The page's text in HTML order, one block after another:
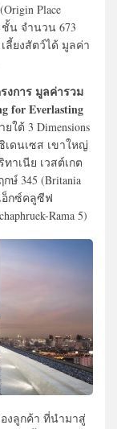
Place
ชั้น จำนวน 673
ลี้ยงสัตว์ได้ มูลค่า
งการ มูลค่ารวม
for Everlasting
ใต้ 3 Dimensions
เดนเซส เขาใหญ่
ทาเนีย เวสต์เกต
ษ์ 345 (Britania
อ็กซ์คลูซีฟ
Rama 5)
งลูกค้า ที่นำมาสู่